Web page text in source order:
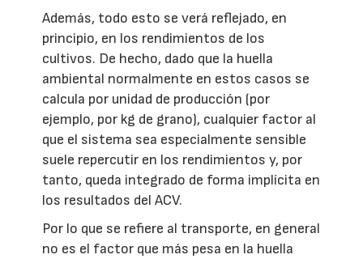
Además, todo esto se verá reflejado, en
principio, en los rendimientos de los
cultivos. De hecho, dado que la huella
ambiental normalmente en estos casos se
calcula por unidad de producción (por
ejemplo, por kg de grano), cualquier factor al
que el sistema sea especialmente sensible
suele repercutir en los rendimientos y, por
tanto, queda integrado de forma implícita en
los resultados del ACV.
Por lo que se refiere al transporte, en general
no es el factor que más pesa en la huella